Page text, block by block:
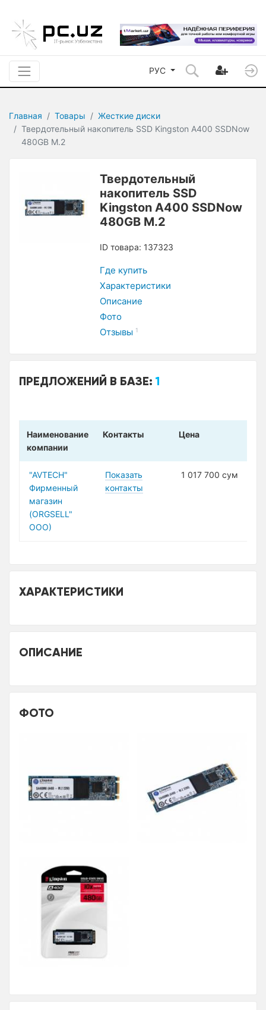
РУС
Главная Товары
Жесткие диски
Твердотельный накопитель SSD Kingston A400 SSDNow
480GB M.2
Твердотельный
накопитель SSD
Kingston A400 SSDNow
480GB M.2
ID товара: 137323
Где купить
Характеристики
Описание
Фото
Отзывы 1
ПРЕДЛОЖЕНИЙ В БАЗЕ:1
Наименование
компании
Контакты Цена
"AVTECH"
Фирменный
магазин
(ORGSELL"
ООО)
Показать
контакты
1 017 700 сум
ХАРАКТЕРИСТИКИ
ОПИСАНИЕ
ФОТО